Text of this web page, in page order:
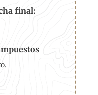
final: